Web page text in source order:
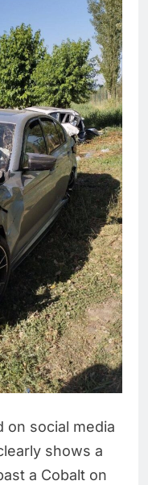
on social media
shows a
a Cobalt on